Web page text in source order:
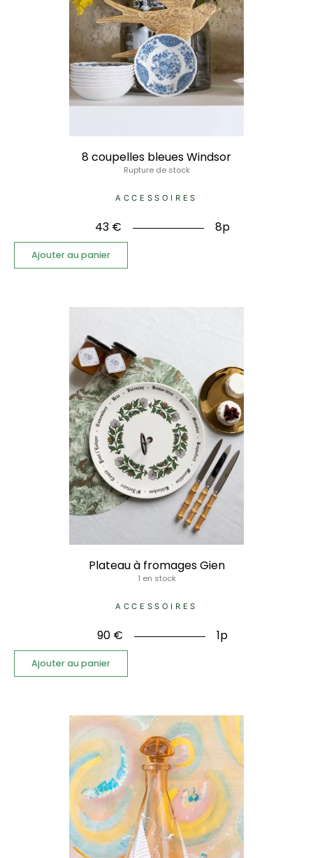
8 coupelles bleues Windsor
Rupture de stock
ACCESSOIRES
43 € 8p
Ajouter au panier
Plateau à fromages Gien
1 en stock
ACCESSOIRES
90 € 1p
Ajouter au panier